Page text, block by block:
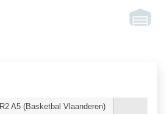
A5 (Basketbal Vlaanderen)